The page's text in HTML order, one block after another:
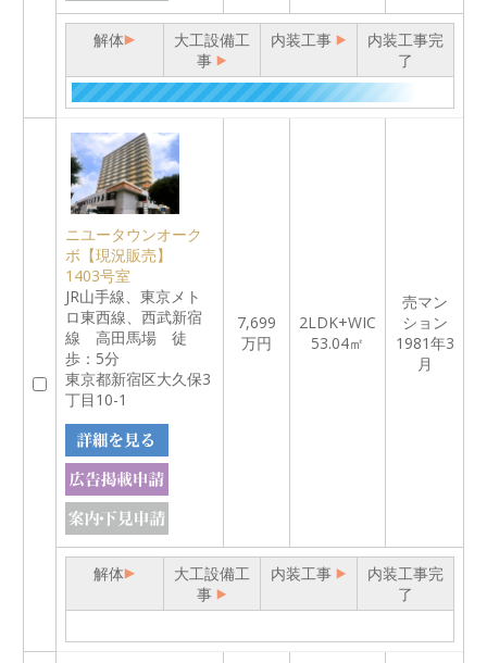
解体
大工設備工
事
内装工事
内装工事完
了
ニユータウンオーク
ボ【現況販売】
1403号室
JR山手線、東京メト
ロ東西線、西武新宿
線 高田馬場 徒
歩：5分
東京都新宿区大久保3
丁目10-1
7,699
万円
2LDK+WIC
53.04㎡
売マン
ション
1981年3
月
解体
大工設備工
事
内装工事
内装工事完
了